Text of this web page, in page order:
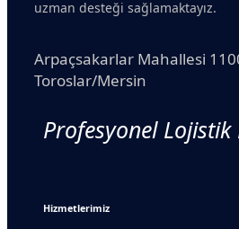
uzman desteği sağlamaktayız.
Arpaçsakarlar Mahallesi
Toroslar/Mersin
Profesyonel Lojistik
Hizmetlerimiz